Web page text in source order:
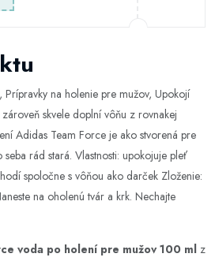
na holenie pre mužov, Upokojí
skvele doplní vôňu z rovnakej
Adidas Team Force je ako stvorená pre
rád stará. Vlastnosti: upokojuje pleť
spoločne s vôňou ako darček Zloženie:
na oholenú tvár a krk. Nechajte
voda po holení pre mužov 100 ml z